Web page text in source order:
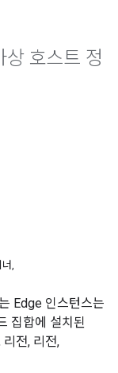
상 호스트 정
,
Edge 인스턴스는
집합에 설치된
전, 리전,